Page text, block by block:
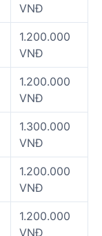
VNĐ
1.200.000
VNĐ
1.200.000
VNĐ
1.300.000
VNĐ
1.200.000
VNĐ
1.200.000
VNĐ